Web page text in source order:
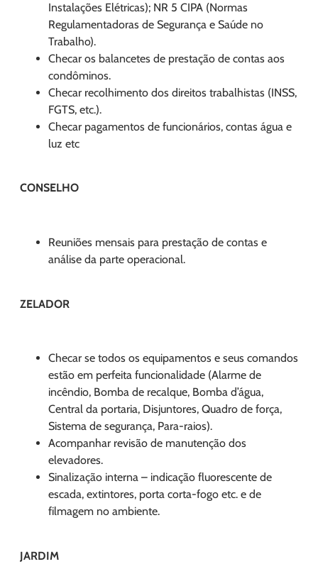
Instalações Elétricas); NR 5 CIPA (Normas
Regulamentadoras de Segurança e Saúde no
Trabalho).
Checar os balancetes de prestação de contas aos
condôminos.
Checar recolhimento dos direitos trabalhistas (INSS,
FGTS, etc.).
Checar pagamentos de funcionários, contas água e
luz etc
CONSELHO
Reuniões mensais para prestação de contas e
análise da parte operacional.
ZELADOR
Checar se todos os equipamentos e seus comandos
estão em perfeita funcionalidade (Alarme de
incêndio, Bomba de recalque, Bomba d’água,
Central da portaria, Disjuntores, Quadro de força,
Sistema de segurança, Para-raios).
Acompanhar revisão de manutenção dos
elevadores.
Sinalização interna – indicação fluorescente de
escada, extintores, porta corta-fogo etc. e de
filmagem no ambiente.
JARDIM